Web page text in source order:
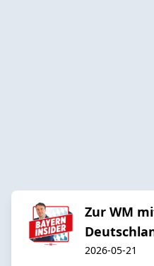
Zur WM
2026-05-21